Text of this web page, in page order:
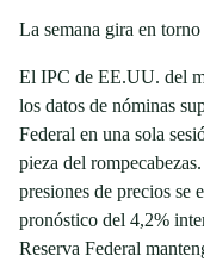
La semana gira en
El IPC de EE.UU. del
los datos de nóminas
Federal en una sola
pieza del
presiones de precios se
pronóstico del 4,2%
Reserva Federal